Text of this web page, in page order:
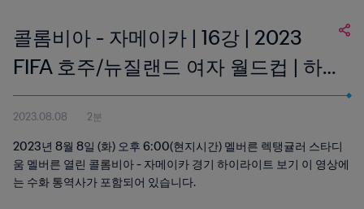
콜롬비아 - 자메이카 | 16강 | 2023
FIFA 호주/뉴질랜드 여자 월드컵 | 하
이라이트 (수화)
2023.08.08 2분
2023년 8월 8일 (화) 오후 6:00(현지시간) 멜버른 렉탱귤러 스타디
움 멜버른 열린 콜롬비아 - 자메이카 경기 하이라이트 보기 이 영상에
는 수화 통역사가 포함되어 있습니다.